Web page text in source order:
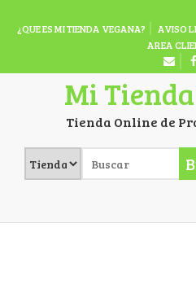
¿QUE ES MI TIENDA VEGANA? AVISO
AREA
Mi
Tienda Online de